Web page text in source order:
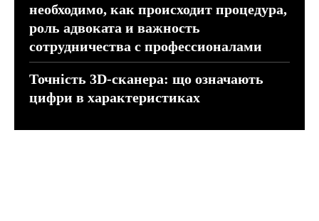
необходимо, как происходит процедура,
роль адвоката и важность
сотрудничества с профессионалами
Точність 3D-сканера: що означають
цифри в характеристиках